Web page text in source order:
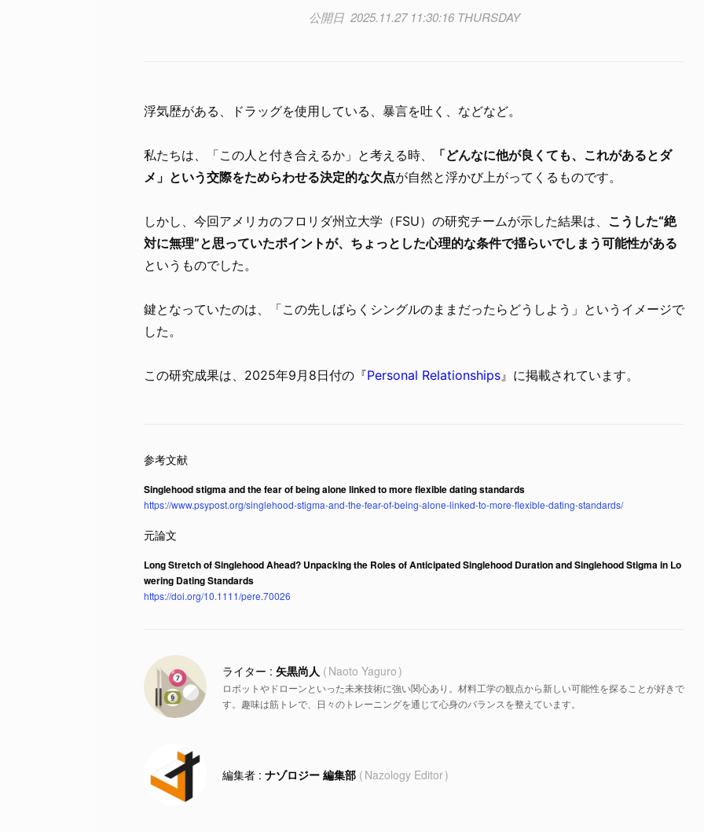
2025.11.27 11:30:16 THURSDAY
浮気歴がある、ドラッグを使用している、暴言を吐く、などなど。
私たちは、「この人と付き合えるか」と考える時、
「どんなに他が良くても、これがあるとダ
メ」という交際をためらわせる決定的な欠点が自然と浮かび上がってくるものです。
しかし、今回アメリカのフロリダ州立大学（FSU）の研究チームが示した結果は、 こうした“絶
対に無理”と思っていたポイントが、ちょっとした心理的な条件で揺らいでしまう可能性がある
というものでした。
鍵となっていたのは、「この先しばらくシングルのままだったらどうしよう」というイメージで
した。
この研究成果は、2025年9月8日付の『Personal Relationships』に掲載されています。
Singlehood stigma and the fear of being alone linked to more flexible dating standards
https://www.psypost.org/singlehood-stigma-and-the-fear-of-being-alone-linked-to-more-flexible-dating-standards/
Long Stretch of Singlehood Ahead? Unpacking the Roles of Anticipated Singlehood Duration and Singlehood Stigma in Lo
wering Dating Standards
https://doi.org/10.1111/pere.70026
矢黒尚人 Naoto Yaguro
ロボットやドローンといった未来技術に強い関心あり。材料工学の観点から新しい可能性を探ることが好きで
す。趣味は筋トレで、日々のトレーニングを通じて心身のバランスを整えています。
ナゾロジー 編集部 Nazology Editor